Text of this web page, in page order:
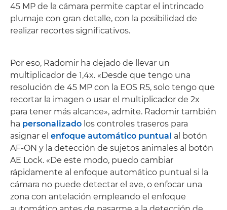
45 MP de la cámara permite captar el intrincado
plumaje con gran detalle, con la posibilidad de
realizar recortes significativos.
Por eso, Radomir ha dejado de llevar un
multiplicador de 1,4x. «Desde que tengo una
resolución de 45 MP con la EOS R5, solo tengo que
recortar la imagen o usar el multiplicador de 2x
para tener más alcance», admite. Radomir también
ha personalizado los controles traseros para
asignar el enfoque automático puntual al botón
AF-ON y la detección de sujetos animales al botón
AE Lock. «De este modo, puedo cambiar
rápidamente al enfoque automático puntual si la
cámara no puede detectar el ave, o enfocar una
zona con antelación empleando el enfoque